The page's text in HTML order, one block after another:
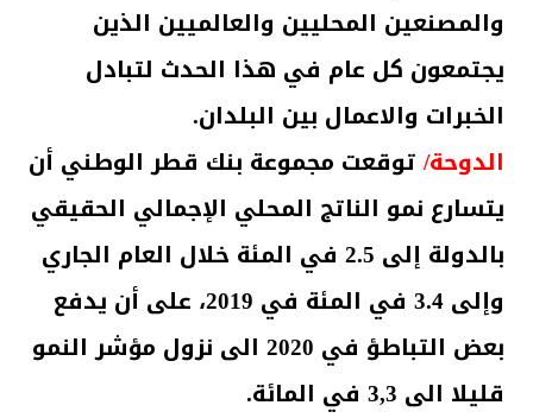
والمصنعين المحليين والعالميين الذين
يجتمعون كل عام في هذا الحدث لتبادل
الخبرات والاعمال بين البلدان.
الدوحة/توقعت مجموعة بنك قطر الوطني أن
يتسارع نمو الناتج المحلي الإجمالي الحقيقي
بالدولة إلى 2.5 في المئة خلال العام الجاري
وإلى 3.4 في المئة في 2019، على أن يدفع
بعض التباطؤ في 2020 الى نزول مؤشر النمو
قليلا الى 3,3 في المائة.